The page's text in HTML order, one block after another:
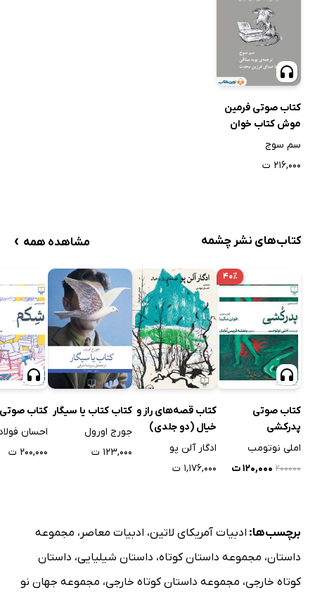
کتاب صوتی فرمین
موش کتاب خوان
سم سوج
۲۱۶,۰۰۰ ت
کتاب‌های نشر چشمه مشاهده همه ›
۴۰٪
کتاب صوتی
پدرکشی
املی نوتومب
۲۰۰۰۰۰ ۱۲۰,۰۰۰ ت
کتاب قصه‌های راز و
خیال (دو جلدی)
ادگار آلن پو
۱,۱۷۶,۰۰۰ ت
کتاب کتاب یا سیگار
جورج اورول
۱۲۳,۰۰۰ ت
کتاب
احسان
۲۰۰,۰۰۰ ت
برچسب‌ها: ادبیات آمریکای لاتین، ادبیات معاصر ، مجموعه
داستان، مجموعه داستان کوتاه، داستان شیلیایی، داستان
کوتاه خارجی، مجموعه داستان کوتاه خارجی، مجموعه جهان نو